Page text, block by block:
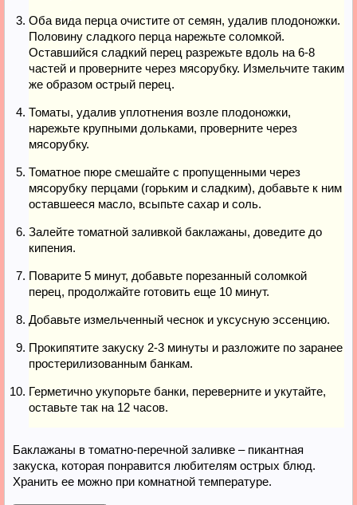
Оба вида перца очистите от семян, удалив плодоножки.
Половину сладкого перца нарежьте соломкой.
Оставшийся сладкий перец разрежьте вдоль на 6-8
частей и проверните через мясорубку. Измельчите таким
же образом острый перец.
Томаты, удалив уплотнения возле плодоножки,
нарежьте крупными дольками, проверните через
мясорубку.
Томатное пюре смешайте с пропущенными через
мясорубку перцами (горьким и сладким), добавьте к ним
оставшееся масло, всыпьте сахар и соль.
Залейте томатной заливкой баклажаны, доведите до
кипения.
Поварите 5 минут, добавьте порезанный соломкой
перец, продолжайте готовить еще 10 минут.
Добавьте измельченный чеснок и уксусную эссенцию.
Прокипятите закуску 2-3 минуты и разложите по заранее
простерилизованным банкам.
Герметично укупорьте банки, переверните и укутайте,
оставьте так на 12 часов.
Баклажаны в томатно-перечной заливке – пикантная
закуска, которая понравится любителям острых блюд.
Хранить ее можно при комнатной температуре.